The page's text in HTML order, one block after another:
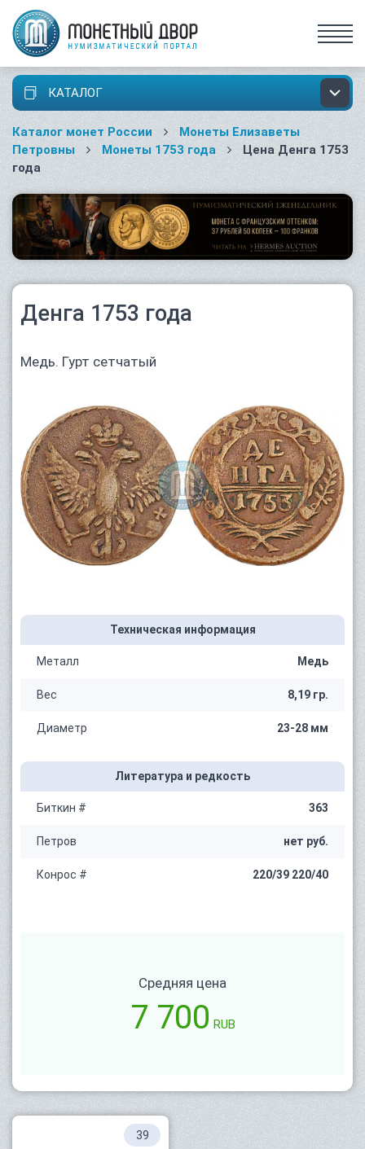
КАТАЛОГ
Каталог монет России
Монеты Елизаветы
Петровны
Монеты 1753 года
Цена Денга 1753
года
Денга 1753 года
Медь. Гурт сетчатый
Техническая информация
Металл Медь
Вес 8,19 гр.
Диаметр 23-28 мм
Литература и редкость
Биткин # 363
Петров нет руб.
Конрос # 220/39 220/40
Средняя цена
7 700 RUB
39